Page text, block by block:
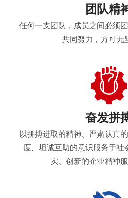
团队精
任何一支团队，成员之间必须
共同努力，方可无
奋发拼
以拼搏进取的精神、严肃认真
度、坦诚互助的意识服务于社
实、创新的企业精神服